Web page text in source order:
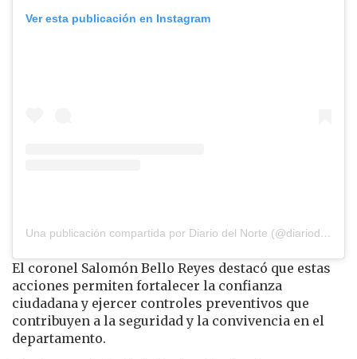
Ver esta publicación en Instagram
Una publicación compartida por Diario del Norte (@diariodelnorte)
El coronel Salomón Bello Reyes destacó que estas
acciones permiten fortalecer la confianza
ciudadana y ejercer controles preventivos que
contribuyen a la seguridad y la convivencia en el
departamento.